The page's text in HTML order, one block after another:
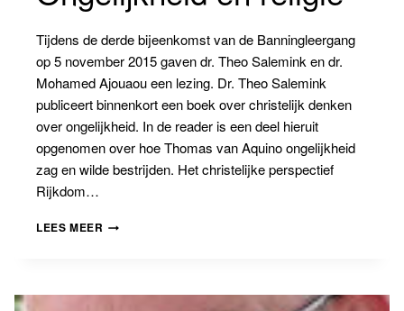
Tijdens de derde bijeenkomst van de Banningleergang
op 5 november 2015 gaven dr. Theo Salemink en dr.
Mohamed Ajouaou een lezing. Dr. Theo Salemink
publiceert binnenkort een boek over christelijk denken
over ongelijkheid. In de reader is een deel hieruit
opgenomen over hoe Thomas van Aquino ongelijkheid
zag en wilde bestrijden. Het christelijke perspectief
Rijkdom…
LEES MEER ONGELIJKHEID